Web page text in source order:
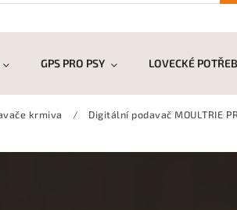
GPS PRO PSY LOVECKÉ
krmiva / Digitální podavač MOULTRIE